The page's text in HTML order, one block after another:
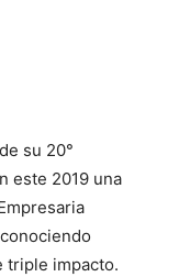
su 20°
este 2019 una
triple impacto.